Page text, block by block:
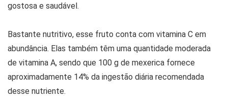
gostosa e saudável.
Bastante nutritivo, esse fruto conta com vitamina C em
abundância. Elas também têm uma quantidade moderada
de vitamina A, sendo que 100 g de mexerica fornece
aproximadamente 14% da ingestão diária recomendada
desse nutriente.